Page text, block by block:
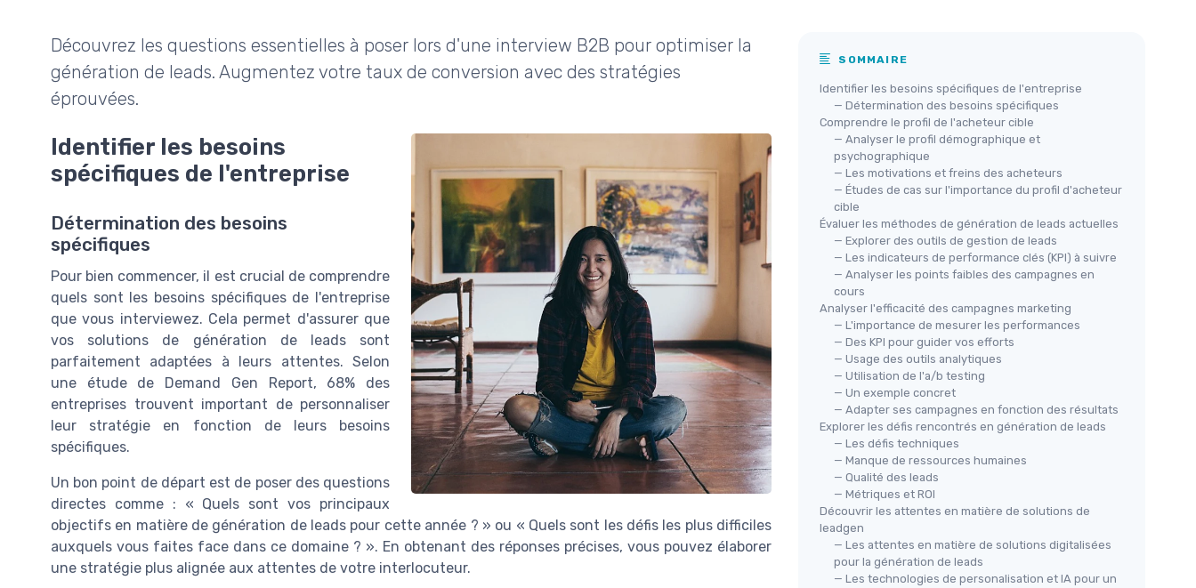
Découvrez les questions essentielles à poser lors d'une interview B2B pour optimiser la
génération de leads. Augmentez votre taux de conversion avec des stratégies
éprouvées.
Identifier les besoins
spécifiques de l'entreprise
Détermination des besoins
spécifiques
Pour bien commencer, il est crucial de comprendre
quels sont les besoins spécifiques de l'entreprise
que vous interviewez. Cela permet d'assurer que
vos solutions de génération de leads sont
parfaitement adaptées à leurs attentes. Selon
une étude de Demand Gen Report, 68% des
entreprises trouvent important de personnaliser
leur stratégie en fonction de leurs besoins
spécifiques.
Un bon point de départ est de poser des questions
directes comme : « Quels sont vos principaux
objectifs en matière de génération de leads pour cette année ? » ou « Quels sont les défis les plus difficiles
auxquels vous faites face dans ce domaine ? ». En obtenant des réponses précises, vous pouvez élaborer
une stratégie plus alignée aux attentes de votre interlocuteur.
SOMMAIRE
Identifier les besoins spécifiques de l'entreprise
— Détermination des besoins spécifiques
Comprendre le profil de l'acheteur cible
— Analyser le profil démographique et
psychographique
— Les motivations et freins des acheteurs
— Études de cas sur l'importance du profil d'acheteur
cible
Évaluer les méthodes de génération de leads actuelles
— Explorer des outils de gestion de leads
— Les indicateurs de performance clés (KPI) à suivre
— Analyser les points faibles des campagnes en
cours
Analyser l'efficacité des campagnes marketing
— L'importance de mesurer les performances
— Des KPI pour guider vos efforts
— Usage des outils analytiques
— Utilisation de l'a/b testing
— Un exemple concret
— Adapter ses campagnes en fonction des résultats
Explorer les défis rencontrés en génération de leads
— Les défis techniques
— Manque de ressources humaines
— Qualité des leads
— Métriques et ROI
Découvrir les attentes en matière de solutions de
leadgen
— Les attentes en matière de solutions digitalisées
pour la génération de leads
— Les technologies de personalisation et IA pour un